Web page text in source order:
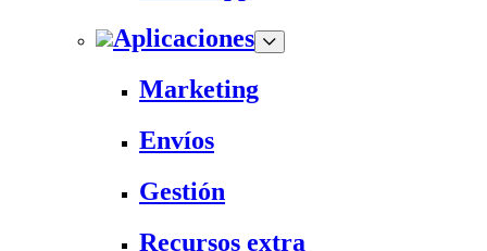
Aplicaciones
Marketing
Envíos
Gestión
Recursos extra